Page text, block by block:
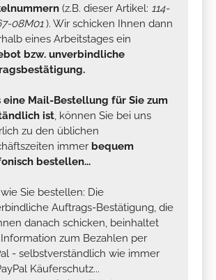
(z.B. dieser Artikel: 114-
08M01). Wir schicken Ihnen dann
eines Arbeitstages ein
bzw. unverbindliche
eine Mail-Bestellung für Sie zum
ist, können Sie bei uns
zu den üblichen
immer bequem
bestellen...
Sie bestellen: Die
Auftrags-Bestätigung, die
danach schicken, beinhaltet
zum Bezahlen per
- selbstverständlich wie immer
Käuferschutz...